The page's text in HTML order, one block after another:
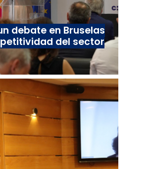
debate en Bruselas
del sector